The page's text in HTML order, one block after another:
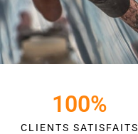
CLIENTS SATISFAITS
100%